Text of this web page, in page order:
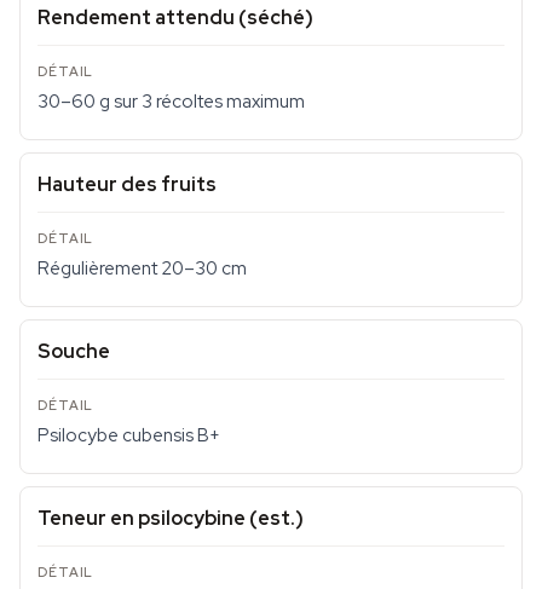
Rendement attendu (séché)
30–60 g sur 3 récoltes maximum
Hauteur des fruits
Régulièrement 20–30 cm
Souche
Psilocybe cubensis B+
Teneur en psilocybine (est.)